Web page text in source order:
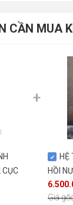
CẦN MUA
CỤC
HỆ
HỒI
Giá